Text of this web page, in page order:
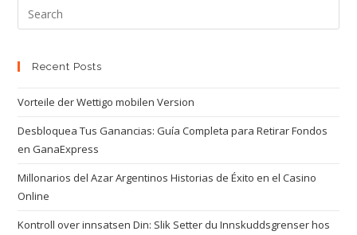
Recent Posts
Vorteile der Wettigo mobilen Version
Desbloquea Tus Ganancias: Guía Completa para Retirar Fondos
en GanaExpress
Millonarios del Azar Argentinos Historias de Éxito en el Casino
Online
Kontroll over innsatsen Din: Slik Setter du Innskuddsgrenser hos